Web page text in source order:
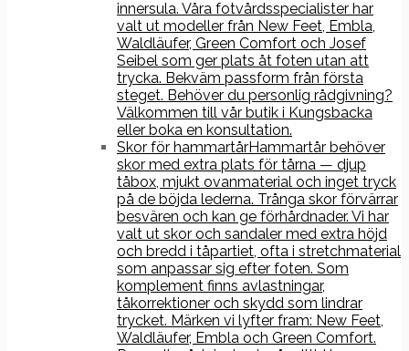
innersula. Våra fotvårdsspecialister har
valt ut modeller från New Feet, Embla,
Waldläufer, Green Comfort och Josef
Seibel som ger plats åt foten utan att
trycka. Bekväm passform från första
steget. Behöver du personlig rådgivning?
Välkommen till vår butik i Kungsbacka
eller boka en konsultation.
Skor för hammartårHammartår behöver
skor med extra plats för tårna — djup
tåbox, mjukt ovanmaterial och inget tryck
på de böjda lederna. Trånga skor förvärrar
besvären och kan ge förhårdnader. Vi har
valt ut skor och sandaler med extra höjd
och bredd i tåpartiet, ofta i stretchmaterial
som anpassar sig efter foten. Som
komplement finns avlastningar,
tåkorrektioner och skydd som lindrar
trycket. Märken vi lyfter fram: New Feet,
Waldläufer, Embla och Green Comfort.